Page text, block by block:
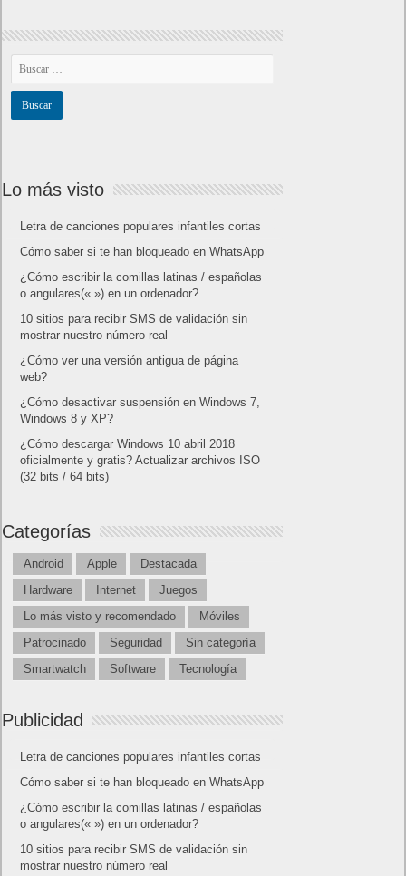
Lo más visto
Letra de canciones populares infantiles cortas
Cómo saber si te han bloqueado en WhatsApp
¿Cómo escribir la comillas latinas / españolas
o angulares(« ») en un ordenador?
10 sitios para recibir SMS de validación sin
mostrar nuestro número real
¿Cómo ver una versión antigua de página
web?
¿Cómo desactivar suspensión en Windows 7,
Windows 8 y XP?
¿Cómo descargar Windows 10 abril 2018
oficialmente y gratis? Actualizar archivos ISO
(32 bits / 64 bits)
Categorías
Android Apple
Destacada
Hardware
Internet
Juegos
Lo más visto y recomendado
Móviles
Patrocinado
Seguridad
Sin categoría
Smartwatch
Software Tecnología
Publicidad
Letra de canciones populares infantiles cortas
Cómo saber si te han bloqueado en WhatsApp
¿Cómo escribir la comillas latinas / españolas
o angulares(« ») en un ordenador?
10 sitios para recibir SMS de validación sin
mostrar nuestro número real